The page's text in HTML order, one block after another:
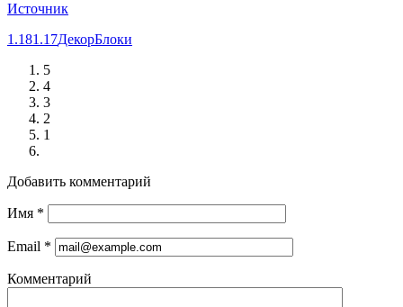
Источник
1.181.17ДекорБлоки
5
4
3
2
1
Добавить комментарий
Имя *
Email *
Комментарий